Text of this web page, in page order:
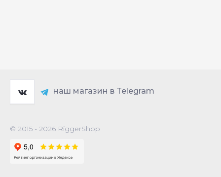
наш магазин в Telegram
© 2015 - 2026 RiggerShop